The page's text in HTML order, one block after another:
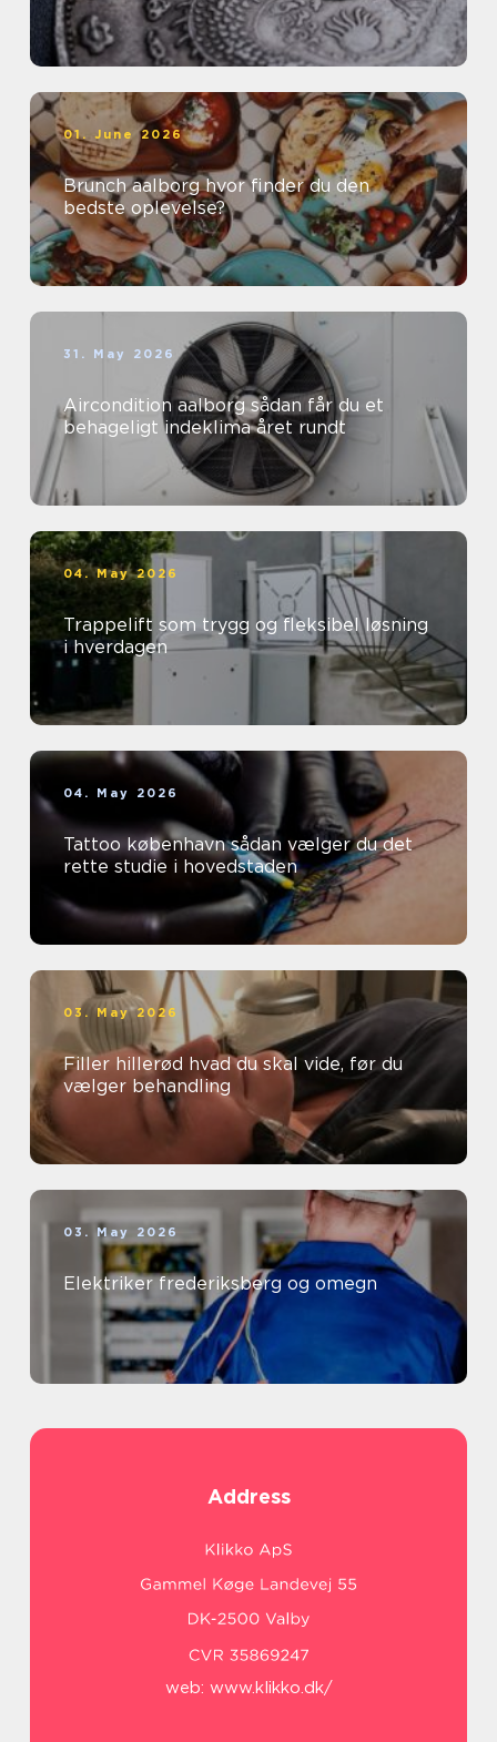
01. June 2026
Brunch aalborg hvor finder du den
bedste oplevelse?
31. May 2026
Aircondition aalborg sådan får du et
behageligt indeklima året rundt
04. May 2026
Trappelift som trygg og fleksibel løsning
i hverdagen
04. May 2026
Tattoo københavn sådan vælger du det
rette studie i hovedstaden
03. May 2026
Filler hillerød hvad du skal vide, før du
vælger behandling
03. May 2026
Elektriker frederiksberg og omegn
Address
web: www.klikko.dk/